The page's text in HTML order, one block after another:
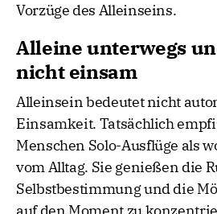
Vorzüge des Alleinseins.
Alleine unterwegs
nicht einsam
Alleinsein bedeutet nicht
Einsamkeit. Tatsächlich
Menschen Solo-Ausflüge als
vom Alltag. Sie genießen die
Selbstbestimmung und die